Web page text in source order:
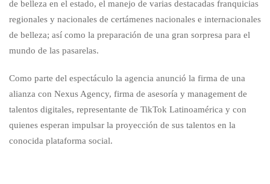
de belleza en el estado, el manejo de varias destacadas franquicias
regionales y nacionales de certámenes nacionales e internacionales
de belleza; así como la preparación de una gran sorpresa para el
mundo de las pasarelas.
Como parte del espectáculo la agencia anunció la firma de una
alianza con Nexus Agency, firma de asesoría y management de
talentos digitales, representante de TikTok Latinoamérica y con
quienes esperan impulsar la proyección de sus talentos en la
conocida plataforma social.